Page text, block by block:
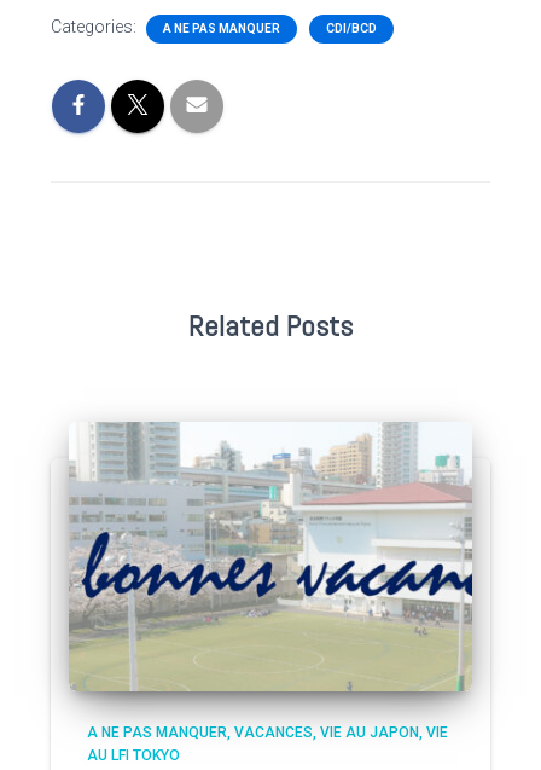
Categories: A NE PAS MANQUER CDI/BCD
Related Posts
A NE PAS MANQUER VACANCES VIE AU JAPON VIE
AU LFI TOKYO